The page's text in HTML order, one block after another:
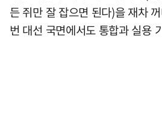
든 쥐만 잘 잡으면 된다)을 재차
번 대선 국면에서도 통합과 실용